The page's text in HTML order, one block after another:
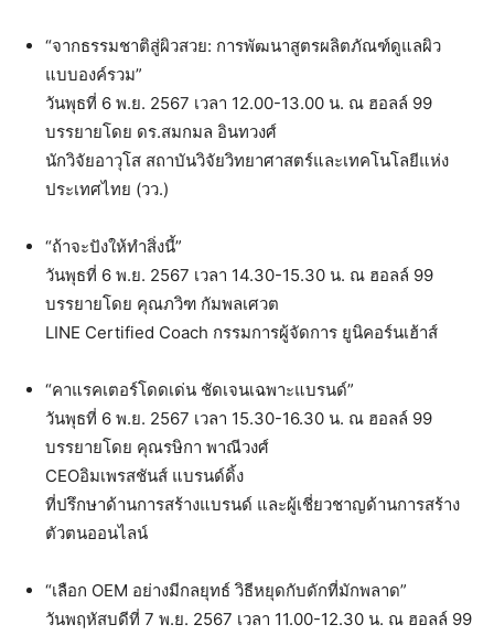
“จากธรรมชาติสู่ผิวสวย: การพัฒนาสูตรผลิตภัณฑ์ดูแลผิว
แบบองค์รวม”
วันพุธที่ 6 พ.ย. 2567 เวลา 12.00-13.00 น. ณ ฮอลล์ 99
บรรยายโดย ดร.สมกมล อินทวงศ์
นักวิจัยอาวุโส สถาบันวิจัยวิทยาศาสตร์และเทคโนโลยีแห่ง
ประเทศไทย (วว.)
“ถ้าจะปังให้ทำสิ่งนี้”
วันพุธที่ 6 พ.ย. 2567 เวลา 14.30-15.30 น. ณ ฮอลล์ 99
บรรยายโดย คุณภวิฑ กัมพลเศวต
LINE Certified Coach กรรมการผู้จัดการ ยูนิคอร์นเฮ้าส์
“คาแรคเตอร์โดดเด่น ชัดเจนเฉพาะแบรนด์”
วันพุธที่ 6 พ.ย. 2567 เวลา 15.30-16.30 น. ณ ฮอลล์ 99
บรรยายโดย คุณรษิกา พาณีวงศ์
CEOอิมเพรสชันส์ แบรนด์ดิ้ง
ที่ปรึกษาด้านการสร้างแบรนด์ และผู้เชี่ยวชาญด้านการสร้าง
ตัวตนออนไลน์
“เลือก OEM อย่างมีกลยุทธ์ วิธีหยุดกับดักที่มักพลาด”
วันพฤหัสบดีที่ 7 พ.ย. 2567 เวลา 11.00-12.30 น. ณ ฮอลล์ 99